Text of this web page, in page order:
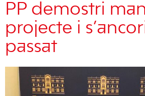
PP demostri
projecte i
passat